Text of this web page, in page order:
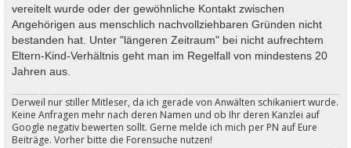
vereitelt wurde oder der gewöhnliche Kontakt zwischen
Angehörigen aus menschlich nachvollziehbaren Gründen nicht
bestanden hat. Unter "längeren Zeitraum" bei nicht aufrechtem
Eltern-Kind-Verhältnis geht man im Regelfall von mindestens 20
Jahren aus.
Derweil nur stiller Mitleser, da ich gerade von Anwälten schikaniert wurde.
Keine Anfragen mehr nach deren Namen und ob Ihr deren Kanzlei auf
Google negativ bewerten sollt. Gerne melde ich mich per PN auf Eure
Beiträge. Vorher bitte die Forensuche nutzen!